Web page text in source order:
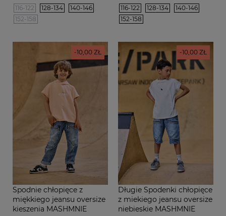
116-122 128-134
140-146
152-158
116-122 128-134
140-146
152-158
Spodnie chłopięce z
miękkiego jeansu oversize
kieszenia MASHMNIE
-10,00 ZŁ
Długie Spodenki chłopięce
z miekiego jeansu oversize
niebieskie MASHMNIE
-10,00 ZŁ